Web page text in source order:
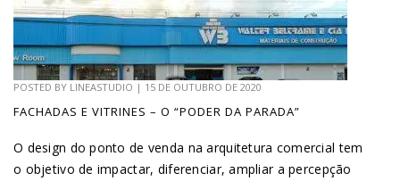
POSTED BY LINEASTUDIO | 15 DE OUTUBRO DE 2020
FACHADAS E VITRINES – O “PODER DA PARADA”
O design do ponto de venda na arquitetura comercial tem
o objetivo de impactar, diferenciar, ampliar a percepção